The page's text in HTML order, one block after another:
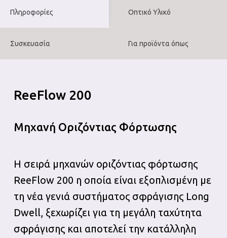
Πληροφορίες Οπτικό Υλικό
Συσκευασία Για προϊόντα όπως
ReeFlow 200
Μηχανή Οριζόντιας Φόρτωσης
Η σειρά μηχανών οριζόντιας φόρτωσης
ReeFlow 200 η οποία είναι εξοπλισμένη με
τη νέα γενιά συστήματος σφράγισης Long
Dwell, ξεχωρίζει για τη μεγάλη ταχύτητα
σφράγισης και αποτελεί την κατάλληλη